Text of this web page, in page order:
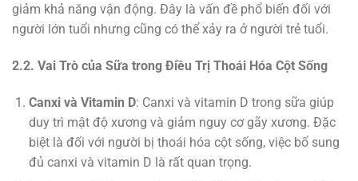
giảm khả năng vận động. Đây là vấn đề phổ biến đối với
người lớn tuổi nhưng cũng có thể xảy ra ở người trẻ tuổi.
2.2. Vai Trò của Sữa trong Điều Trị Thoái Hóa Cột Sống
Canxi và Vitamin D: Canxi và vitamin D trong sữa giúp
duy trì mật độ xương và giảm nguy cơ gãy xương. Đặc
biệt là đối với người bị thoái hóa cột sống, việc bổ sung
đủ canxi và vitamin D là rất quan trọng.